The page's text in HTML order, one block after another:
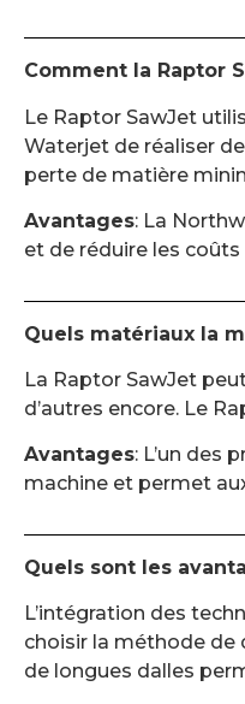
Comment la Raptor
Le Raptor SawJet
Waterjet de réaliser
perte de matière
Avantages: La
et de réduire les coûts
Quels matériaux la
La Raptor SawJet
d’autres encore. Le
Avantages: L’un des
machine et permet
Quels sont les
L’intégration des
choisir la méthode de
de longues dalles